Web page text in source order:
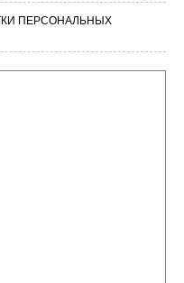
ПЕРСОНАЛЬНЫХ